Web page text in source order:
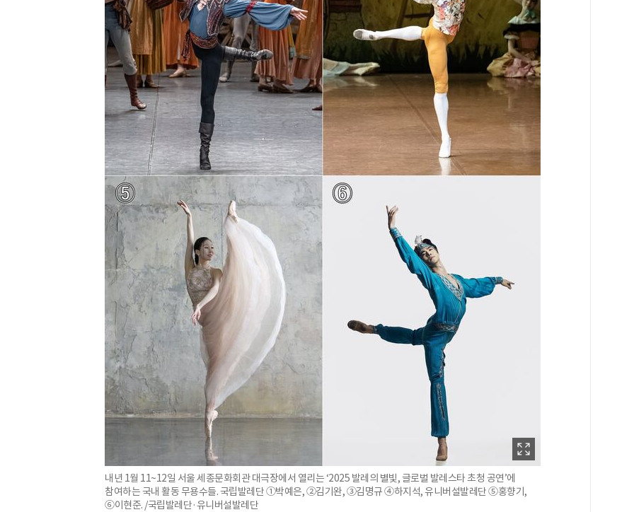
내년 1월 11~12일 서울 세종문화회관 대극장에서 열리는 ‘2025 발레의 별빛, 글로벌 발레스타 초청 공연’에
참여하는 국내 활동 무용수들. 국립발레단 ①박예은, ②김기완, ③김명규 ④하지석, 유니버설발레단 ⑤홍향기,
⑥이현준. /국립발레단·유니버설발레단